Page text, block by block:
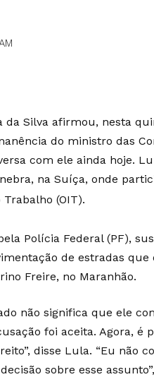
da Silva afirmou, nesta
do ministro das
com ele ainda hoje.
na Suíça, onde
(OIT).
Polícia Federal (PF),
de estradas que
Freire, no Maranhão.
não significa que ele
foi aceita. Agora, é
disse Lula. “Eu não
sobre esse